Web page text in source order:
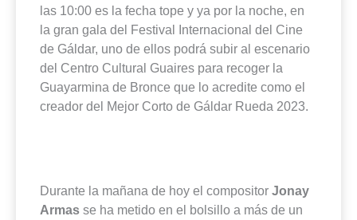
las 10:00 es la fecha tope y ya por la noche, en
la gran gala del Festival Internacional del Cine
de Gáldar, uno de ellos podrá subir al escenario
del Centro Cultural Guaires para recoger la
Guayarmina de Bronce que lo acredite como el
creador del Mejor Corto de Gáldar Rueda 2023.
Durante la mañana de hoy el compositor Jonay
Armas se ha metido en el bolsillo a más de un